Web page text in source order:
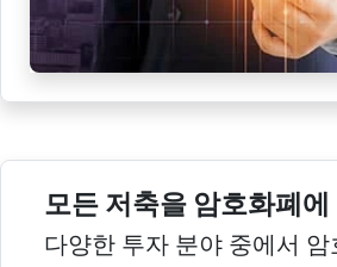
모든 저축을 암호화폐
다양한 투자 분야 중에서